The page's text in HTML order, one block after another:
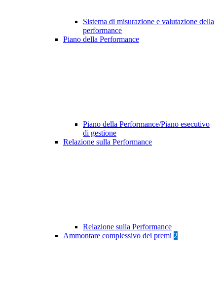
Sistema di misurazione e valutazione della
performance
Piano della Performance
Piano della Performance/Piano esecutivo
di gestione
Relazione sulla Performance
Relazione sulla Performance
Ammontare complessivo dei premi 2